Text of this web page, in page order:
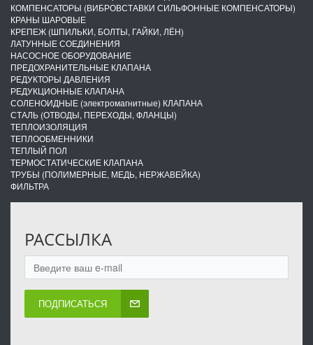
КОМПЕНСАТОРЫ (ВИБРОВСТАВКИ СИЛЬФОННЫЕ КОМПЕНСАТОРЫ)
КРАНЫ ШАРОВЫЕ
КРЕПЕЖ (ШПИЛЬКИ, БОЛТЫ, ГАЙКИ, ЛЁН)
ЛАТУННЫЕ СОЕДИНЕНИЯ
НАСОСНОЕ ОБОРУДОВАНИЕ
ПРЕДОХРАНИТЕЛЬНЫЕ КЛАПАНА
РЕДУКТОРЫ ДАВЛЕНИЯ
РЕДУКЦИОННЫЕ КЛАПАНА
СОЛЕНОИДНЫЕ (электромагнитные) КЛАПАНА
СТАЛЬ (ОТВОДЫ, ПЕРЕХОДЫ, ФЛАНЦЫ)
ТЕПЛОИЗОЛЯЦИЯ
ТЕПЛООБМЕННИКИ
ТЕПЛЫЙ ПОЛ
ТЕРМОСТАТИЧЕСКИЕ КЛАПАНА
ТРУБЫ (ПОЛИМЕРНЫЕ, МЕДЬ, НЕРЖАВЕЙКА)
ФИЛЬТРА
РАССЫЛКА
ПОДПИСАТЬСЯ